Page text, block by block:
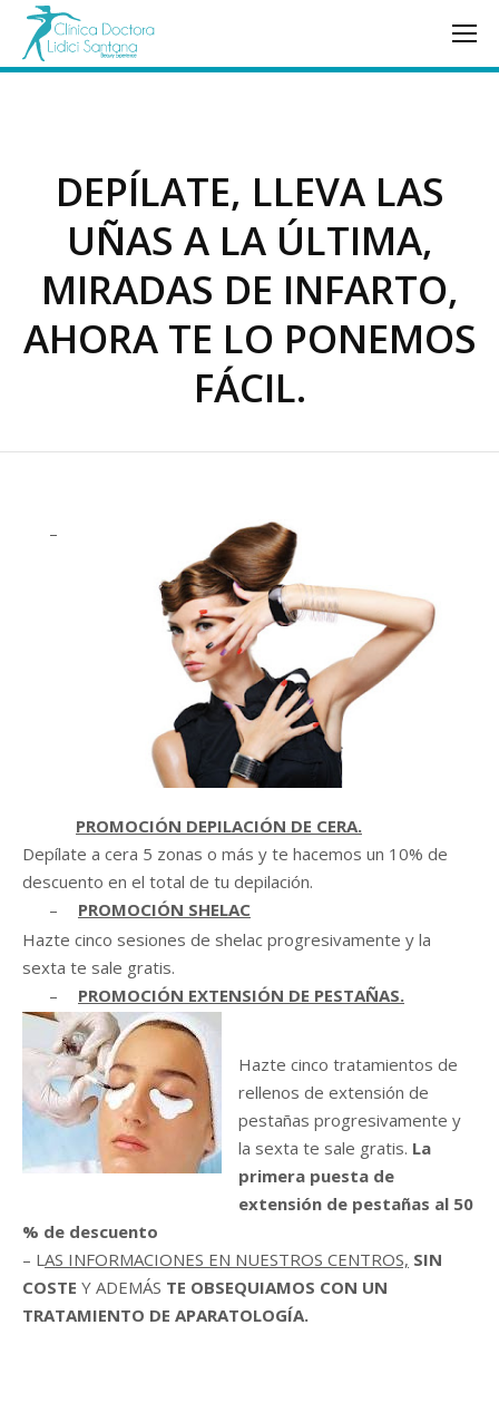
DEPÍLATE, LLEVA LAS
UÑAS A LA ÚLTIMA,
MIRADAS DE INFARTO,
AHORA TE LO PONEMOS
FÁCIL.
–
PROMOCIÓN DEPILACIÓN DE CERA.
Depílate a cera 5 zonas o más y te hacemos un 10% de
descuento en el total de tu depilación.
–
PROMOCIÓN SHELAC
Hazte cinco sesiones de shelac progresivamente y la
sexta te sale gratis.
–
PROMOCIÓN EXTENSIÓN DE PESTAÑAS.
Hazte cinco tratamientos de
rellenos de extensión de
pestañas progresivamente y
la sexta te sale gratis. La
primera puesta de
extensión de pestañas al 50
% de descuento
– LAS INFORMACIONES EN NUESTROS CENTROS, SIN
COSTE Y ADEMÁS TE OBSEQUIAMOS CON UN
TRATAMIENTO DE APARATOLOGÍA.